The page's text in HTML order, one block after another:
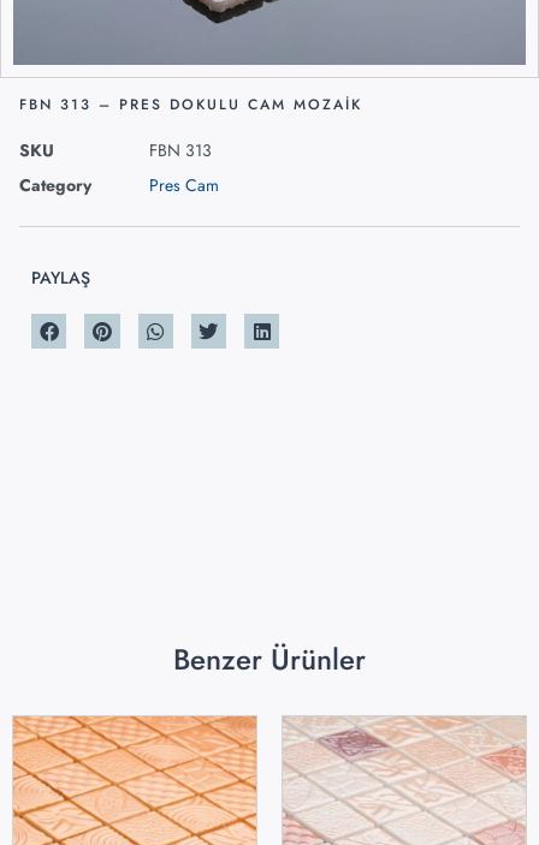
FBN 313 – PRES DOKULU CAM MOZAIK
SKU
FBN 313
Category
Pres Cam
PAYLAŞ
Benzer Ürünler